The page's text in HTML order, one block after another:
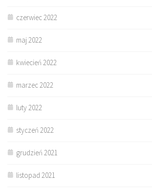
czerwiec 2022
maj 2022
kwiecień 2022
marzec 2022
luty 2022
styczeń 2022
grudzień 2021
listopad 2021